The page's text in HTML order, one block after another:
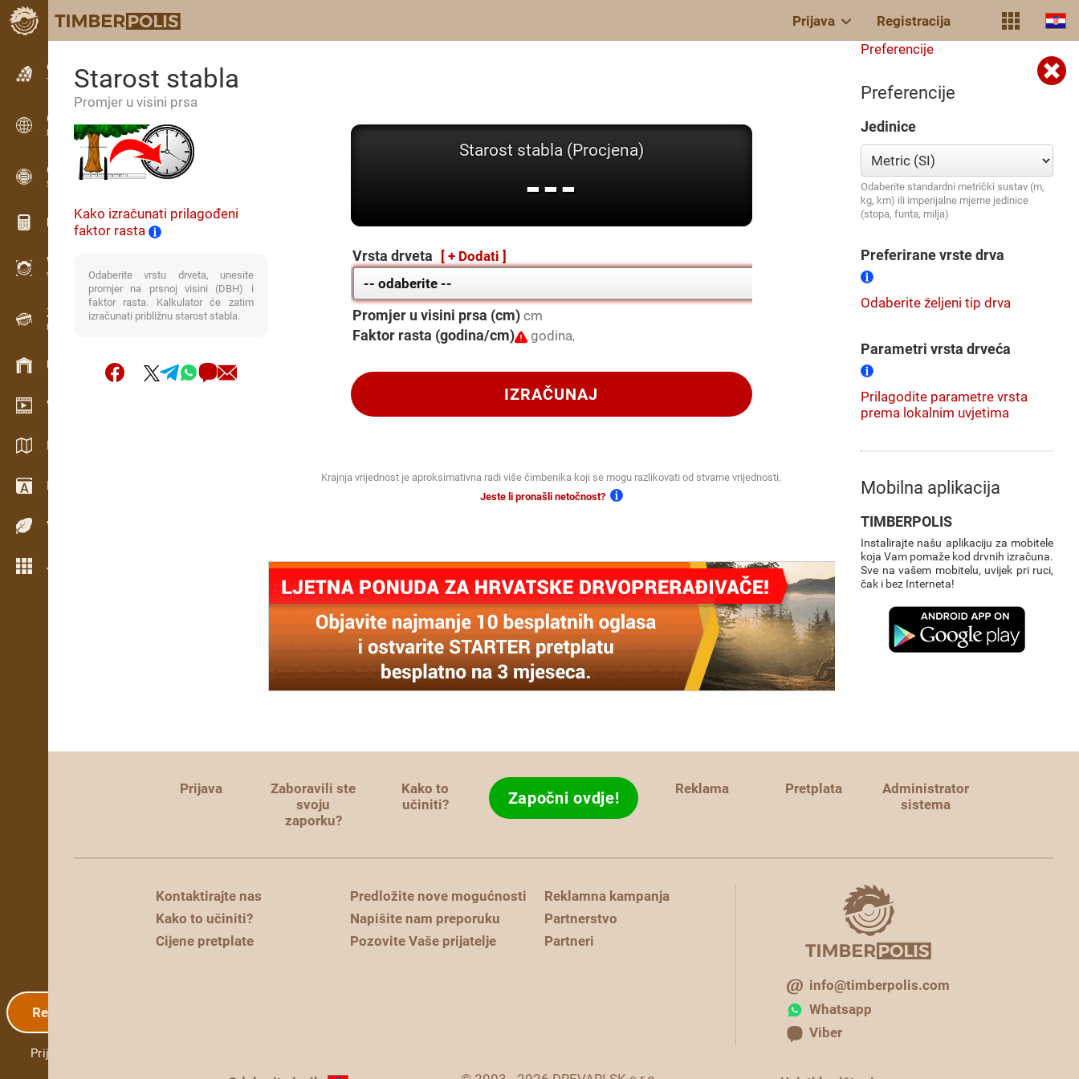
Prijava Registracija
Oglašavanje
Tekstualni oglasi
Oglašavanje
Međunarodne oglasne ploče
OPTI-TIMB
Sheme piljenja
Kalkulatori za drvo
WoodProfi
Volumen drva s AI
Zapisnik
Evidencija drva na terenu
Upravljanje zalihama
Video showroom
Katalozi / Brošure
Rječnik
Vrste drva
Još opcija
Registracija
Prijava
Starost stabla
Promjer u visini prsa
Kako izračunati prilagođeni
faktor rasta
Odaberite vrstu drveta, unesite
promjer na prsnoj visini (DBH) i
faktor rasta. Kalkulator će zatim
izračunati približnu starost stabla.
Starost stabla (Procjena)
---
Vrsta drveta [ + Dodati ]
Promjer u visini prsa (cm)
Faktor rasta (godina/cm)
IZRAČUNAJ
Krajnja vrijednost je aproksimativna radi više čimbenika koji se mogu razlikovati od stvarne vrijednosti.
Jeste li pronašli netočnost?
Preferencije
Preferencije
Jedinice
Odaberite standardni metrički sustav (m,
kg, km) ili imperijalne mjerne jedinice
(stopa, funta, milja)
Preferirane vrste drva
Odaberite željeni tip drva
Parametri vrsta drveća
Prilagodite parametre vrsta
prema lokalnim uvjetima
Mobilna aplikacija
TIMBERPOLIS
Instalirajte našu aplikaciju za mobitele
koja Vam pomaže kod drvnih izračuna.
Sve na vašem mobitelu, uvijek pri ruci,
čak i bez Interneta!
Prijava
Zaboravili ste
svoju
zaporku?
Kako to
učiniti?
Započni ovdje! Reklama Pretplata
Administrator
sistema
Kontaktirajte nas
Kako to učiniti?
Cijene pretplate
Predložite nove mogućnosti
Napišite nam preporuku
Pozovite Vaše prijatelje
Reklamna kampanja
Partnerstvo
Partneri
info@timberpolis.com
Whatsapp
Viber